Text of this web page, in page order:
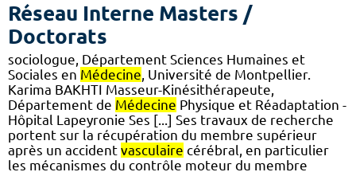
Réseau Interne Masters /
Doctorats
sociologue, Département Sciences Humaines et
Sociales en Médecine , Université de Montpellier.
Karima BAKHTI Masseur-Kinésithérapeute,
Département de Médecine Physique et Réadaptation -
Hôpital Lapeyronie Ses [...] Ses travaux de recherche
portent sur la récupération du membre supérieur
après un accident vasculaire cérébral, en particulier
les mécanismes du contrôle moteur du membre